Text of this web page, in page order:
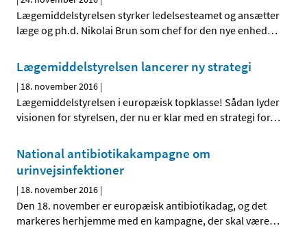
Lægemiddelstyrelsen styrker ledelsesteamet og ansætter
læge og ph.d. Nikolai Brun som chef for den nye enhed…
Lægemiddelstyrelsen lancerer ny strategi
| 18. november 2016 |
Lægemiddelstyrelsen i europæisk topklasse! Sådan lyder
visionen for styrelsen, der nu er klar med en strategi for…
National antibiotikakampagne om
urinvejsinfektioner
| 18. november 2016 |
Den 18. november er europæisk antibiotikadag, og det
markeres herhjemme med en kampagne, der skal være…